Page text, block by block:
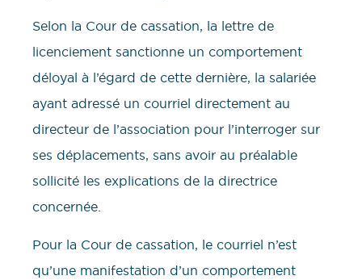
Selon la Cour de cassation, la lettre de
licenciement sanctionne un comportement
déloyal à l’égard de cette dernière, la salariée
ayant adressé un courriel directement au
directeur de l’association pour l’interroger sur
ses déplacements, sans avoir au préalable
sollicité les explications de la directrice
concernée.
Pour la Cour de cassation, le courriel n’est
qu’une manifestation d’un comportement